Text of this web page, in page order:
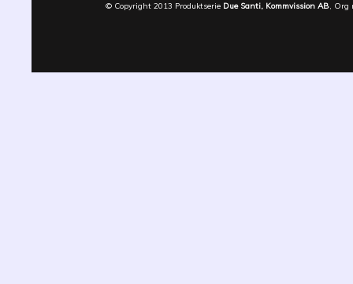
© Copyright 2013 Produktserie Due Santi, Kommvission AB, Org